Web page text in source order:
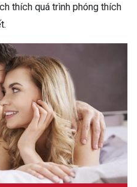
thích quá trình phóng thích